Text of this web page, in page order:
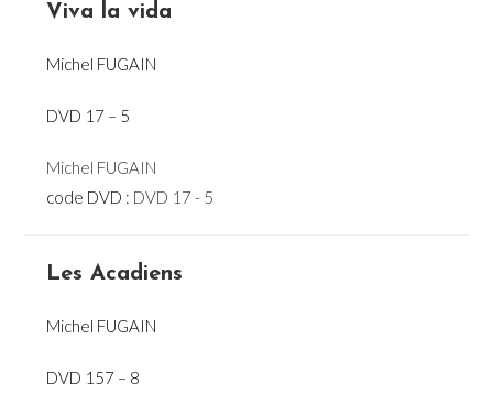
Viva la vida
Michel FUGAIN
DVD 17 – 5
Michel FUGAIN
code DVD : DVD 17 - 5
Les Acadiens
Michel FUGAIN
DVD 157 – 8